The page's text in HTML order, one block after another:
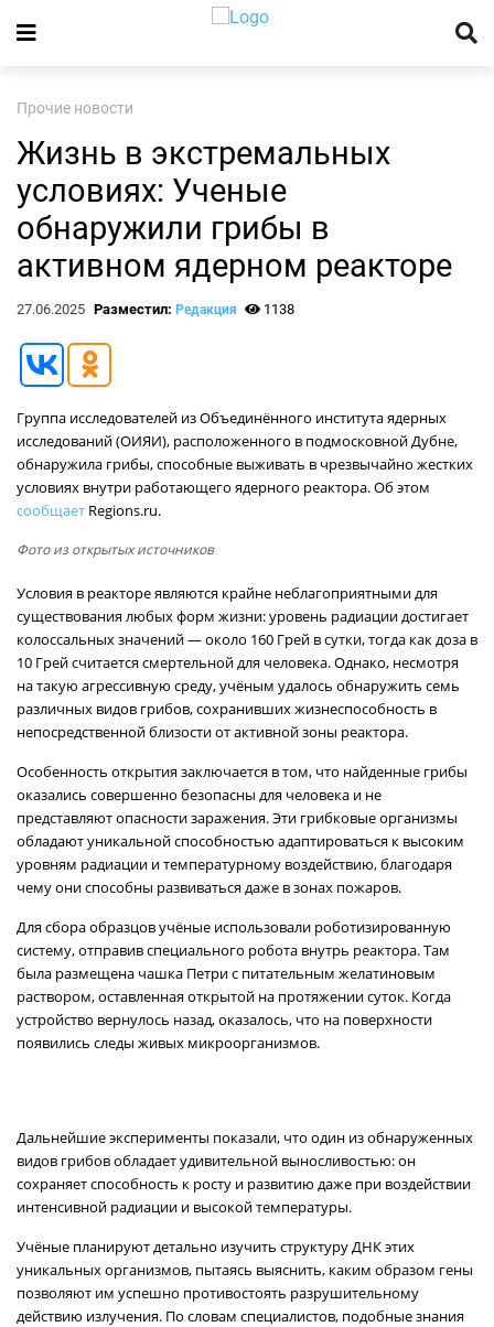
Прочие новости
Жизнь в экстремальных
условиях: Ученые
обнаружили грибы в
активном ядерном реакторе
27.06.2025 Разместил: Редакция 1138
Группа исследователей из Объединённого института ядерных
исследований (ОИЯИ), расположенного в подмосковной Дубне,
обнаружила грибы, способные выживать в чрезвычайно жестких
условиях внутри работающего ядерного реактора. Об этом
сообщает Regions.ru.
Фото из открытых источников
Условия в реакторе являются крайне неблагоприятными для
существования любых форм жизни: уровень радиации достигает
колоссальных значений — около 160 Грей в сутки, тогда как доза в
10 Грей считается смертельной для человека. Однако, несмотря
на такую агрессивную среду, учёным удалось обнаружить семь
различных видов грибов, сохранивших жизнеспособность в
непосредственной близости от активной зоны реактора.
Особенность открытия заключается в том, что найденные грибы
оказались совершенно безопасны для человека и не
представляют опасности заражения. Эти грибковые организмы
обладают уникальной способностью адаптироваться к высоким
уровням радиации и температурному воздействию, благодаря
чему они способны развиваться даже в зонах пожаров.
Для сбора образцов учёные использовали роботизированную
систему, отправив специального робота внутрь реактора. Там
была размещена чашка Петри с питательным желатиновым
раствором, оставленная открытой на протяжении суток. Когда
устройство вернулось назад, оказалось, что на поверхности
появились следы живых микроорганизмов.
Дальнейшие эксперименты показали, что один из обнаруженных
видов грибов обладает удивительной выносливостью: он
сохраняет способность к росту и развитию даже при воздействии
интенсивной радиации и высокой температуры.
Учёные планируют детально изучить структуру ДНК этих
уникальных организмов, пытаясь выяснить, каким образом гены
позволяют им успешно противостоять разрушительному
действию излучения. По словам специалистов, подобные знания